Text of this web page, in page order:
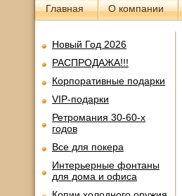
Главная О компании
Новый Год 2026
РАСПРОДАЖА!!!
Корпоративные подарки
VIP-подарки
Ретромания 30-60-х
годов
Все для покера
Интерьерные фонтаны
для дома и офиса